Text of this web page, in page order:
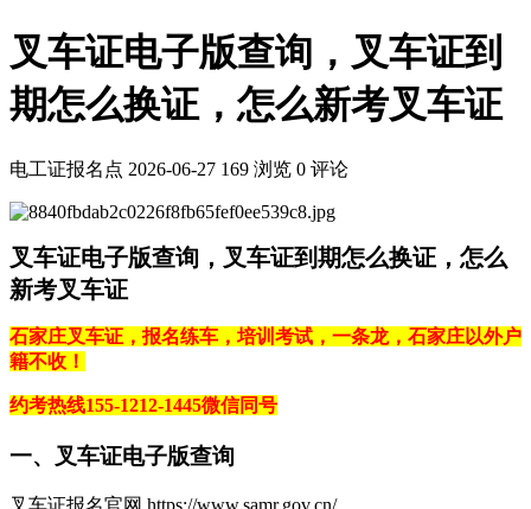
叉车证电子版查询，叉车证到
期怎么换证，怎么新考叉车证
电工证报名点 2026-06-27 169 浏览 0 评论
叉车证电子版查询，叉车证到期怎么换证，怎么
新考叉车证
石家庄叉车证，报名练车，培训考试，一条龙，石家庄以外户
籍不收！
约考热线155-1212-1445微信同号
一、叉车证电子版查询